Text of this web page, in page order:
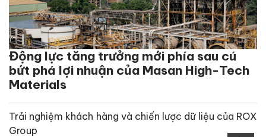
Động lực tăng trưởng mới phía sau cú
bứt phá lợi nhuận của Masan High-Tech
Materials
Trải nghiệm khách hàng và chiến lược dữ liệu của ROX
Group